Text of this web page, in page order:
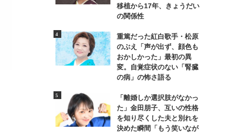
移植から17年、きょうだい
の関係性
重篤だった紅白歌手・松原
のぶえ「声が出ず、顔色も
おかしかった」最初の異
変。自覚症状のない「腎臓
の病」の怖さ語る
「離婚しか選択肢がなかっ
た」金田朋子、互いの性格
を知り尽くした夫と別れを
決めた瞬間「もう笑いなが